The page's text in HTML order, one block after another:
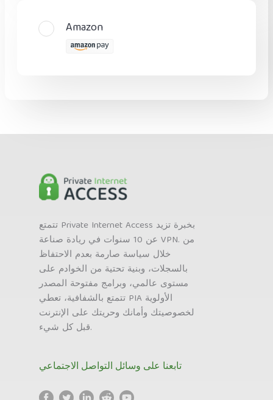
Amazon
تتمتع Private Internet Access بخبرة تزيد
عن 10 سنوات في ريادة صناعة VPN. من
خلال سياسة صارمة بعدم الاحتفاظ
بالسجلات، وبنية تحتية من الخوادم على
مستوى عالمي، وبرامج مفتوحة المصدر
تتمتع بالشفافية، تعطي PIA الأولوية
لخصوصيتك وأمانك وحريتك على الإنترنت
قبل كل شيء.
تابعنا على وسائل التواصل الاجتماعي